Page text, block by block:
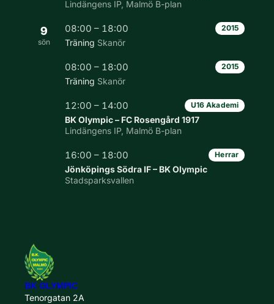
Lindängens IP, Malmö B-plan
9
sön
08:00 – 18:00 2015
Träning Skanör
08:00 – 18:00 2015
Träning Skanör
12:00 – 14:00 U16 Akademi
BK Olympic – FC Rosengård 1917
Lindängens IP, Malmö B-plan
16:00 – 18:00 Herrar
Jönköpings Södra IF – BK Olympic
Stadsparksvallen
BK OLYMPIC
Tenorgatan 2A